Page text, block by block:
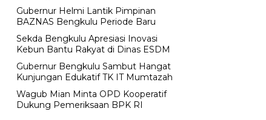
Gubernur Helmi Lantik Pimpinan
BAZNAS Bengkulu Periode Baru
Sekda Bengkulu Apresiasi Inovasi
Kebun Bantu Rakyat di Dinas ESDM
Gubernur Bengkulu Sambut Hangat
Kunjungan Edukatif TK IT Mumtazah
Wagub Mian Minta OPD Kooperatif
Dukung Pemeriksaan BPK RI